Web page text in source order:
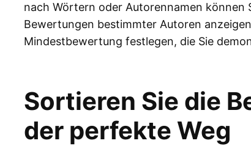
nach Wörtern oder Autorennamen können
Bewertungen bestimmter Autoren
Mindestbewertung festlegen, die Sie
Sortieren Sie die
der perfekte Weg